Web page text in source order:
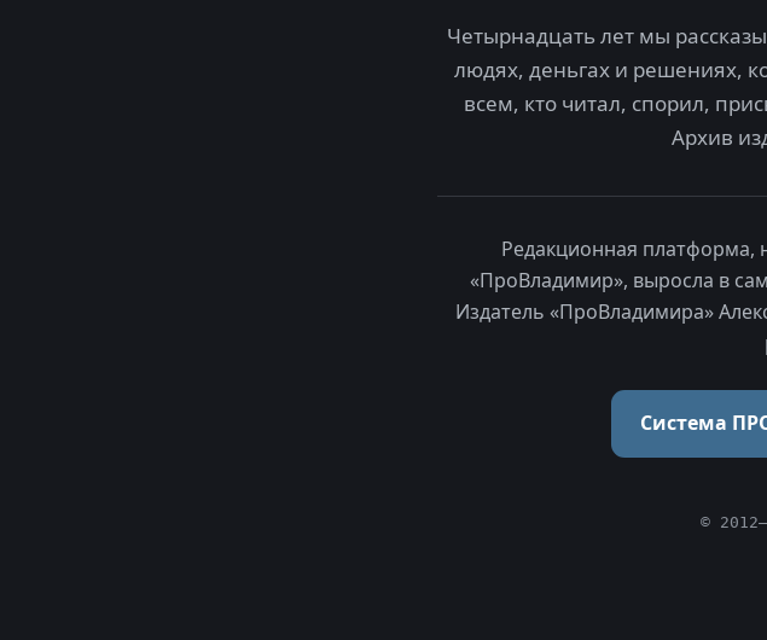
Четырнадцать лет мы
людях, деньгах и решениях,
всем, кто читал, спорил,
Архив
Редакционная платформа,
«ПроВладимир», выросла в
Издатель «ПроВладимира»
Система
©